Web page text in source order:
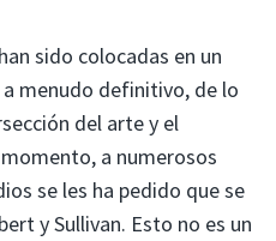
sido colocadas en un
menudo definitivo, de lo
del arte y el
a numerosos
se les ha pedido que se
y Sullivan. Esto no es un